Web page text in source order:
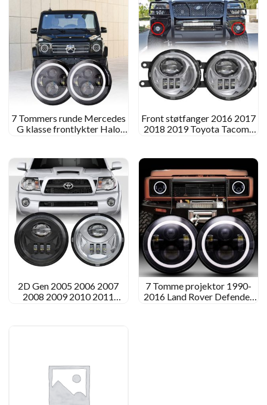
7 Tommers runde Mercedes
G klasse frontlykter Halo
Front støtfanger 2016 2017
2018 2019 Toyota Tacoma
2D Gen 2005 2006 2007
2008 2009 2010 2011
7 Tomme projektor 1990-
2016 Land Rover Defender